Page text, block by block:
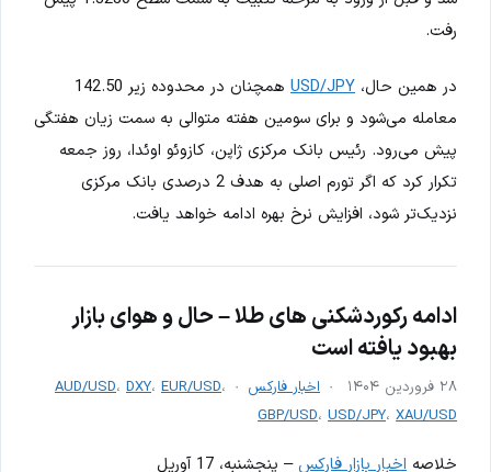
رفت.
در همین حال، USD/JPY
همچنان در محدوده زیر 142.50
معامله می‌شود و برای سومین هفته متوالی به سمت زیان هفتگی
پیش می‌رود. رئیس بانک مرکزی ژاپن، کازوئو اوئدا، روز جمعه
تکرار کرد که اگر تورم اصلی به هدف 2 درصدی بانک مرکزی
نزدیک‌تر شود، افزایش نرخ بهره ادامه خواهد یافت.
ادامه رکوردشکنی های طلا – حال و هوای بازار
بهبود یافته است
۲۸ فروردین ۱۴۰۴ اخبار فارکس AUD/USD، DXY، EUR/USD،
GBP/USD، USD/JPY، XAU/USD
خلاصه اخبار بازار فارکس – پنجشنبه، 17 آوریل